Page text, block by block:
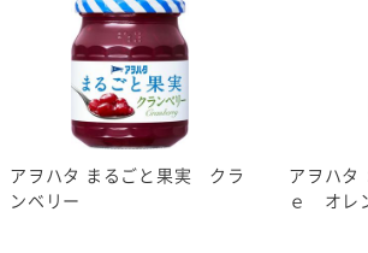
アヲハタ まるごと果実 クラ
ンベリー
アヲハタ
ｅ オレ